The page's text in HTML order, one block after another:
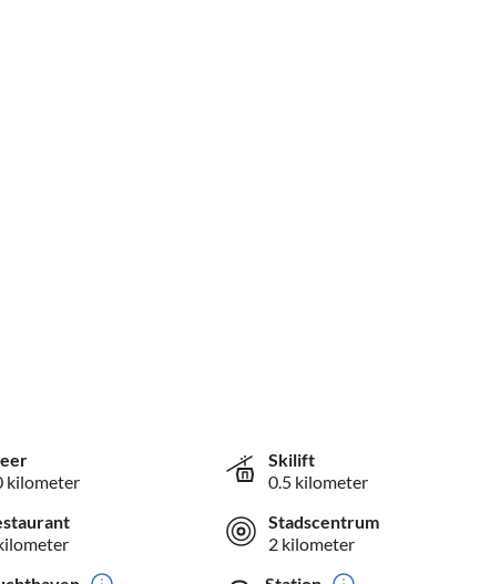
kilometer
Skilift
0.5 kilometer
Stadscentrum
2 kilometer